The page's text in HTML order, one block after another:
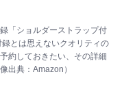
「ショルダーストラップ付
とは思えないクオリティの
約しておきたい、その詳細
出典：Amazon）